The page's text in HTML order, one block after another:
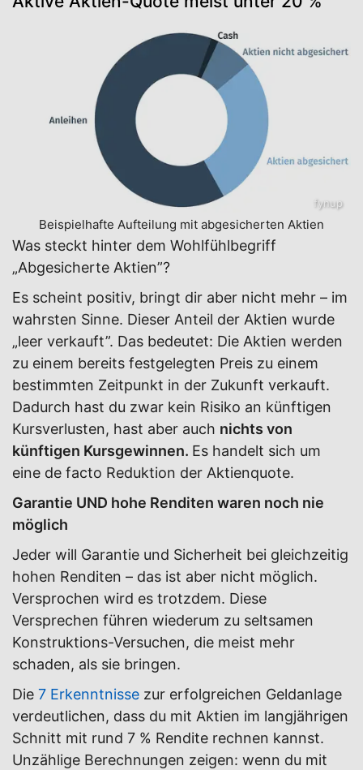
fynup
Beispielhafte Aufteilung mit abgesicherten Aktien
Was steckt hinter dem Wohlfühlbegriff
„Abgesicherte Aktien”?
Es scheint positiv, bringt dir aber nicht mehr – im
wahrsten Sinne. Dieser Anteil der Aktien wurde
„leer verkauft”. Das bedeutet: Die Aktien werden
zu einem bereits festgelegten Preis zu einem
bestimmten Zeitpunkt in der Zukunft verkauft.
Dadurch hast du zwar kein Risiko an künftigen
Kursverlusten, hast aber auch nichts von
künftigen Kursgewinnen. Es handelt sich um
eine de facto Reduktion der Aktienquote.
Garantie UND hohe Renditen waren noch nie
möglich
Jeder will Garantie und Sicherheit bei gleichzeitig
hohen Renditen – das ist aber nicht möglich.
Versprochen wird es trotzdem. Diese
Versprechen führen wiederum zu seltsamen
Konstruktions-Versuchen, die meist mehr
schaden, als sie bringen.
Die 7 Erkenntnisse zur erfolgreichen Geldanlage
verdeutlichen, dass du mit Aktien im langjährigen
Schnitt mit rund 7 % Rendite rechnen kannst.
Unzählige Berechnungen zeigen: wenn du mit